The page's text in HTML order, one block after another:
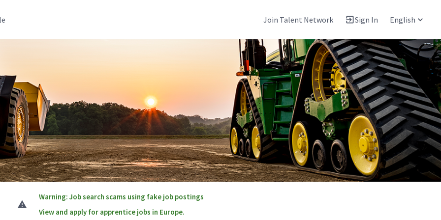
Join Talent Network Sign In English
Warning: Job search scams using fake job postings
View and apply for apprentice jobs in Europe.